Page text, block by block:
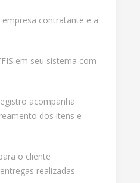
contratante e a
em seu sistema com
acompanha
dos itens e
o cliente
realizadas.